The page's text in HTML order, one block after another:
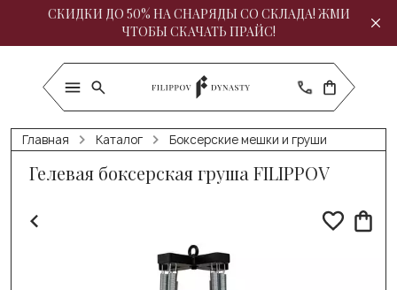
СКИДКИ ДО 50% НА СНАРЯДЫ СО СКЛАДА! ЖМИ
ЧТОБЫ СКАЧАТЬ ПРАЙС!
Главная Каталог Боксерские мешки и груши
Гелевая боксерская груша FILIPPOV